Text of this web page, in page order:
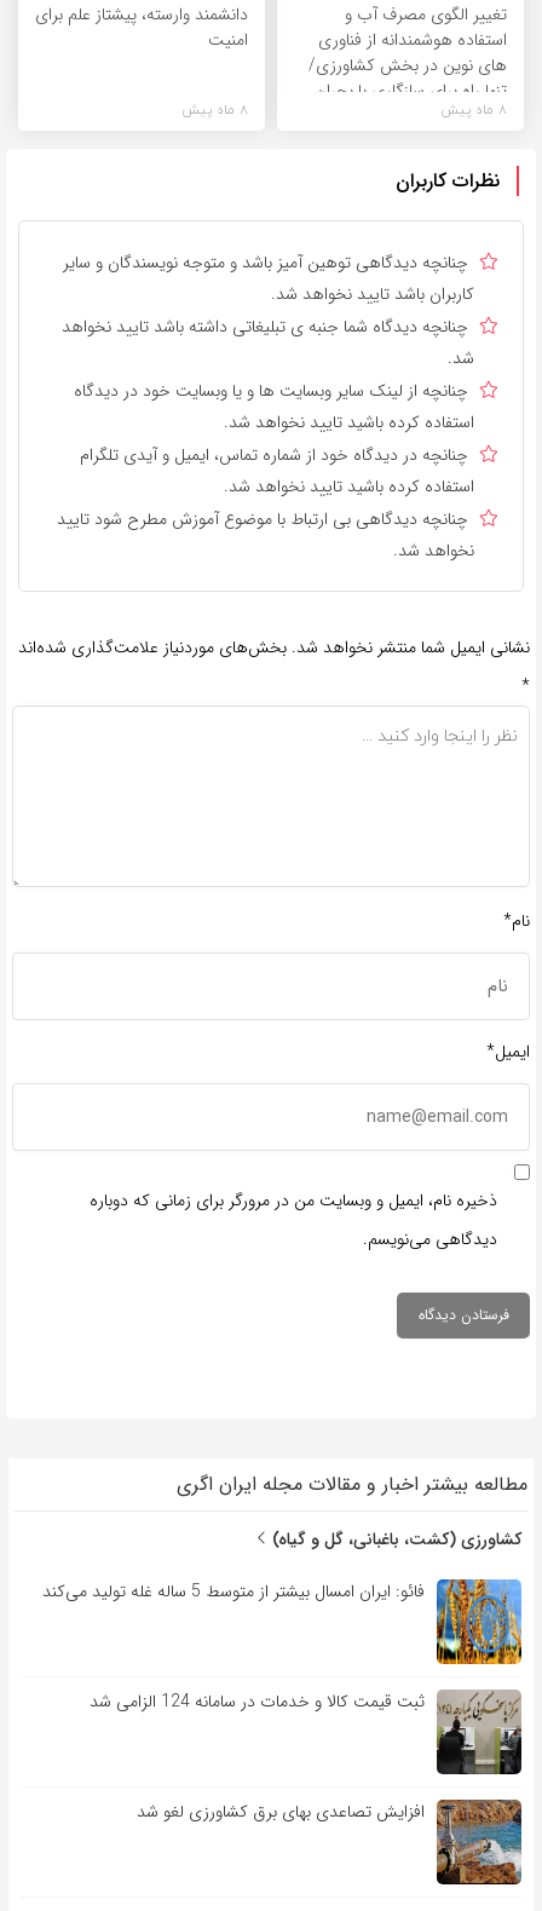
تغییر الگوی مصرف آب و
استفاده هوشمندانه از فناوری
های نوین در بخش کشاورزی/
تنها راه برای سازگاری با بحران
های اقلیمی
8 ماه پیش
دانشمند وارسته، پیشتاز علم برای
امنیت
8 ماه پیش
نظرات کاربران
چنانچه دیدگاهی توهین آمیز باشد و متوجه نویسندگان و سایر
کاربران باشد تایید نخواهد شد.
چنانچه دیدگاه شما جنبه ی تبلیغاتی داشته باشد تایید نخواهد
شد.
چنانچه از لینک سایر وبسایت ها و یا وبسایت خود در دیدگاه
استفاده کرده باشید تایید نخواهد شد.
چنانچه در دیدگاه خود از شماره تماس، ایمیل و آیدی تلگرام
استفاده کرده باشید تایید نخواهد شد.
چنانچه دیدگاهی بی ارتباط با موضوع آموزش مطرح شود تایید
نخواهد شد.
نشانی ایمیل شما منتشر نخواهد شد. بخش‌های موردنیاز علامت‌گذاری شده‌اند
*
نام*
ایمیل*
ذخیره نام، ایمیل و وبسایت من در مرورگر برای زمانی که دوباره
دیدگاهی می‌نویسم.
مطالعه بیشتر اخبار و مقالات مجله ایران اگری
کشاورزی (کشت، باغبانی، گل و گیاه)
فائو: ایران امسال بیشتر از متوسط 5 ساله غله تولید می‌کند
ثبت قیمت کالا و خدمات در سامانه 124 الزامی شد
افزایش تصاعدی بهای برق کشاورزی لغو شد